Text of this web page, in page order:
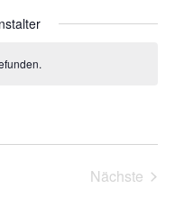
Nächste